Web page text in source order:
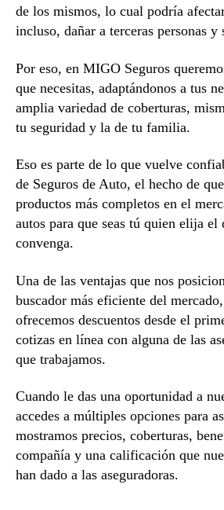
de los mismos, lo cual podría
incluso, dañar a terceras personas y
Por eso, en MIGO Seguros
que necesitas, adaptándonos a tus
amplia variedad de coberturas,
tu seguridad y la de tu familia.
Eso es parte de lo que vuelve
de Seguros de Auto, el hecho de
productos más completos en el
autos para que seas tú quien elija el
convenga.
Una de las ventajas que nos
buscador más eficiente del
ofrecemos descuentos desde el
cotizas en línea con alguna de las
que trabajamos.
Cuando le das una oportunidad a
accedes a múltiples opciones para
mostramos precios, coberturas,
compañía y una calificación que
han dado a las aseguradoras.